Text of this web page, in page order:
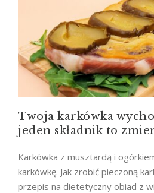
Twoja karkówka
jeden składnik to
Karkówka z musztardą i
karkówkę. Jak zrobić pieczoną
przepis na dietetyczny obiad z